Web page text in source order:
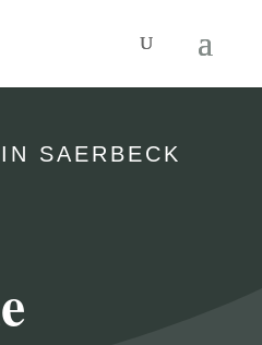
SAERBECK